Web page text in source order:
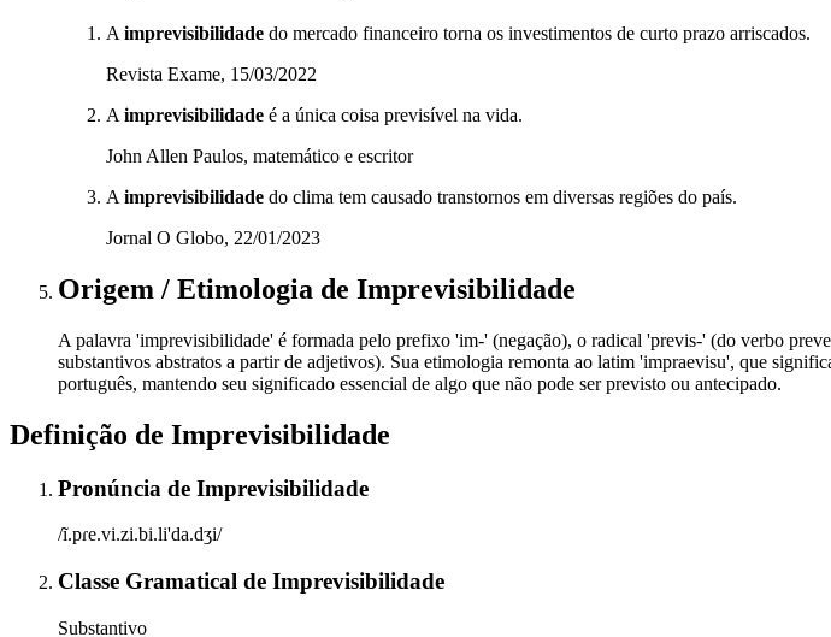
A imprevisibilidade do mercado financeiro torna os investimentos de curto prazo arriscados.
Revista Exame, 15/03/2022
A imprevisibilidade é a única coisa previsível na vida.
John Allen Paulos, matemático e escritor
A imprevisibilidade do clima tem causado transtornos em diversas regiões do país.
Jornal O Globo, 22/01/2023
Origem / Etimologia de Imprevisibilidade
A palavra 'imprevisibilidade' é formada pelo prefixo 'im-' (negação), o radical 'previs-' (do verbo
substantivos abstratos a partir de adjetivos). Sua etimologia remonta ao latim 'impraevisu', que
português, mantendo seu significado essencial de algo que não pode ser previsto ou antecipado.
Definição de Imprevisibilidade
Pronúncia de Imprevisibilidade
/ĩ.pɾe.vi.zi.bi.li'da.dʒi/
Classe Gramatical de Imprevisibilidade
Substantivo